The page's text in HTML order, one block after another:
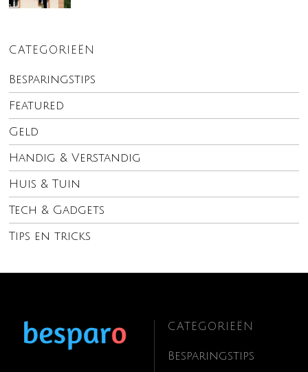
CATEGORIEËN
Besparingstips
Featured
Geld
Handig & Verstandig
Huis & Tuin
Tech & Gadgets
Tips en tricks
CATEGORIEËN
Besparingstips